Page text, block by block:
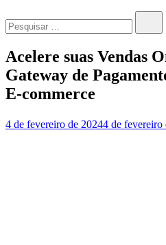
Acelere suas Vendas
Gateway de
E-commerce
4 de fevereiro de 20244 de fevereiro